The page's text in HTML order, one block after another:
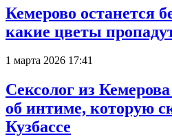
Кемерово останется
какие цветы
1 марта 2026 17:41
Сексолог из
об интиме, которую
Кузбассе